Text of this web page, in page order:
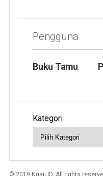
Pengguna
Buku Tamu
Kategori